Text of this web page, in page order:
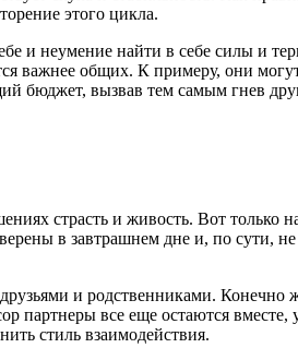
этого цикла.
и неумение найти в себе силы и
важнее общих. К примеру, они
бюджет, вызвав тем самым гнев
страсть и живость. Вот только
в завтрашнем дне и, по сути,
и родственниками. Конечно
партнеры все еще остаются
стиль взаимодействия.